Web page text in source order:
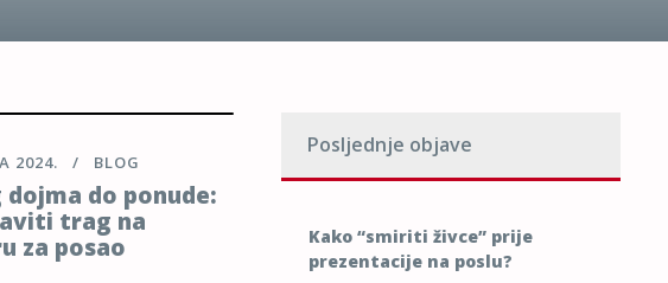
2024. BLOG
dojma do ponude:
trag na
za posao
Posljednje objave
Kako “smiriti živce” prije
prezentacije na poslu?